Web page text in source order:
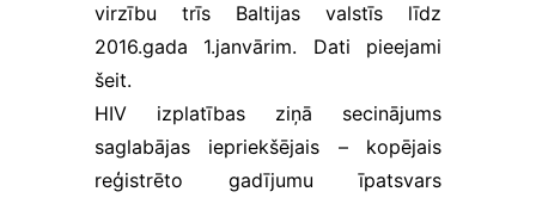
virzību trīs Baltijas valstīs līdz
2016.gada 1.janvārim. Dati pieejami
šeit.
HIV izplatības ziņā secinājums
saglabājas iepriekšējais – kopējais
reģistrēto gadījumu īpatsvars
Veiktspējas
izsekošanas
sīkfaili
sīkfaili ir
sīkfaili, kas